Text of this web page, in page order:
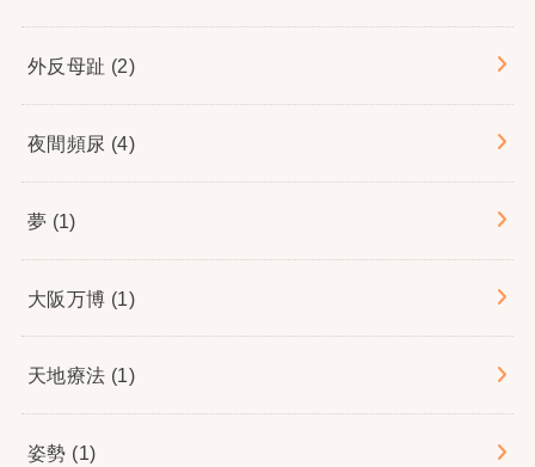
外反母趾 (2)
夜間頻尿 (4)
夢 (1)
大阪万博 (1)
天地療法 (1)
姿勢 (1)